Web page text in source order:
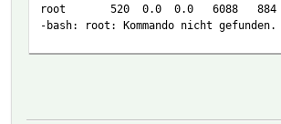
root 520 0.0 0.0 6088 884
-bash: root: Kommando nicht gefunden.